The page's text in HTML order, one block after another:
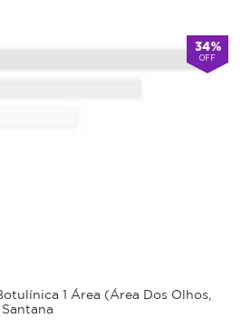
34%
OFF
1 Área (Área Dos Olhos,